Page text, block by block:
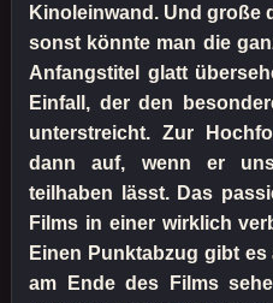
Kinoleinwand. Und große
sonst könnte man die
Anfangstitel glatt
Einfall, der den
unterstreicht. Zur
dann auf, wenn er
teilhaben lässt. Das
Films in einer wirklich
Einen Punktabzug gibt
am Ende des Films